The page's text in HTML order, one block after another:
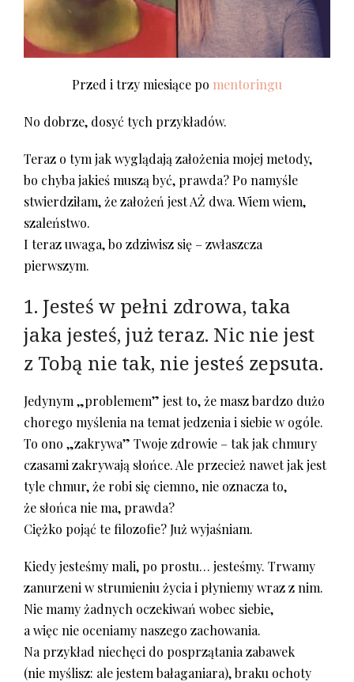
Przed i trzy miesiące po mentoringu
No dobrze, dosyć tych przykładów.
Teraz o tym jak wyglądają założenia mojej metody,
bo chyba jakieś muszą być, prawda? Po namyśle
stwierdziłam, że założeń jest AŻ dwa. Wiem wiem,
szaleństwo.
I teraz uwaga, bo zdziwisz się – zwłaszcza
pierwszym.
1. Jesteś w pełni zdrowa, taka
jaka jesteś, już teraz. Nic nie jest
z Tobą nie tak, nie jesteś zepsuta.
Jedynym „problemem” jest to, że masz bardzo dużo
chorego myślenia na temat jedzenia i siebie w ogóle.
To ono „zakrywa” Twoje zdrowie – tak jak chmury
czasami zakrywają słońce. Ale przecież nawet jak jest
tyle chmur, że robi się ciemno, nie oznacza to,
że słońca nie ma, prawda?
Ciężko pojąć te filozofie? Już wyjaśniam.
Kiedy jesteśmy mali, po prostu… jesteśmy. Trwamy
zanurzeni w strumieniu życia i płyniemy wraz z nim.
Nie mamy żadnych oczekiwań wobec siebie,
a więc nie oceniamy naszego zachowania.
Na przykład niechęci do posprzątania zabawek
(nie myślisz: ale jestem bałaganiara), braku ochoty